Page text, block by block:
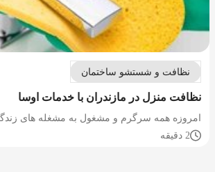
نظافت و شستشو ساختمان
نظافت منزل در مازندران با خدمات اوسا
امروزه همه سرگرم و مشغول به مشغله های
2 دقیقه